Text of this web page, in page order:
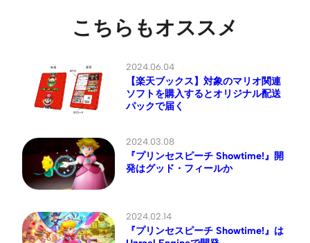
こちらもオススメ
2024.06.04
【楽天ブックス】対象のマリオ関連
ソフトを購入するとオリジナル配送
パックで届く
2024.03.08
『プリンセスピーチ Showtime!』開
発はグッド・フィールか
2024.02.14
『プリンセスピーチ Showtime!』は